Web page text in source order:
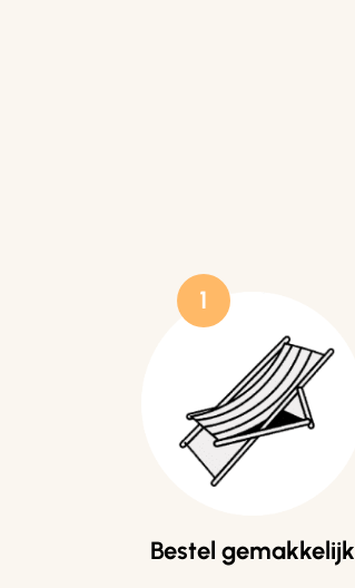
1
Bestel gemakkelijk